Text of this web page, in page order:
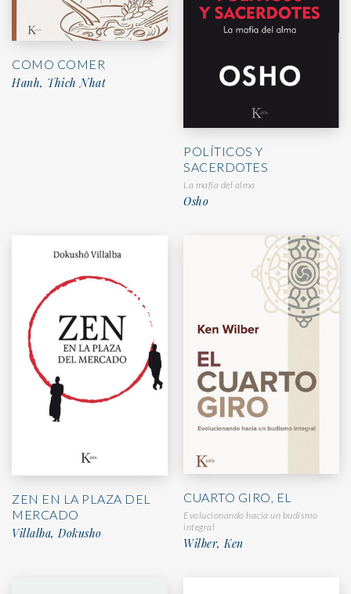
COMO COMER
Hanh, Thich Nhat
POLÍTICOS Y
SACERDOTES
La mafia del alma
Osho
ZEN EN LA PLAZA DEL
MERCADO
Villalba, Dokusho
CUARTO GIRO, EL
Evolucionando hacia un budismo
integral
Wilber, Ken